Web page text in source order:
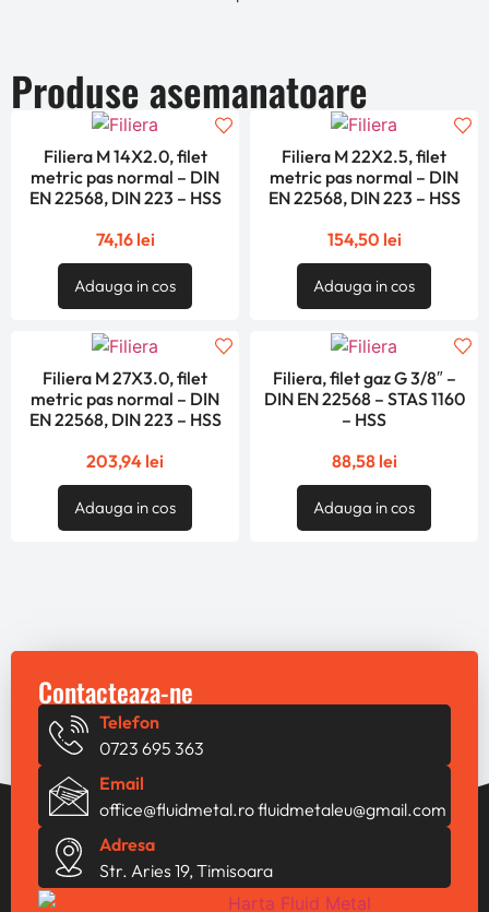
Produse asemanatoare
Filiera M 14X2.0, filet
metric pas normal – DIN
EN 22568, DIN 223 – HSS
74,16 lei
Adauga in cos
Filiera M 22X2.5, filet
metric pas normal – DIN
EN 22568, DIN 223 – HSS
154,50 lei
Adauga in cos
Filiera M 27X3.0, filet
metric pas normal – DIN
EN 22568, DIN 223 – HSS
203,94 lei
Adauga in cos
Filiera, filet gaz G 3/8″ –
DIN EN 22568 – STAS 1160
– HSS
88,58 lei
Adauga in cos
Contacteaza-ne
Telefon
0723 695 363
Email
office@fluidmetal.rofluidmetaleu@gmail.com
Adresa
Str. Aries 19, Timisoara